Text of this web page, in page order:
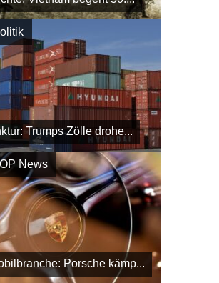
Trumps Zölle drohe...
News
Porsche kämp...